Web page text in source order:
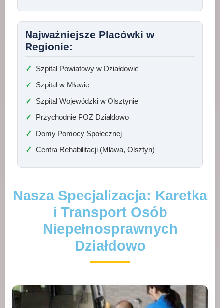
Najważniejsze Placówki w
Regionie:
Szpital Powiatowy w Działdowie
Szpital w Mławie
Szpital Wojewódzki w Olsztynie
Przychodnie POZ Działdowo
Domy Pomocy Społecznej
Centra Rehabilitacji (Mława, Olsztyn)
Nasza Specjalizacja: Karetka
i Transport Osób
Niepełnosprawnych
Działdowo